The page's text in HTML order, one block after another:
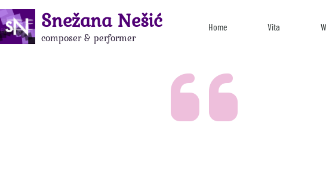
Snežana Nešić
composer & performer
Home Vita